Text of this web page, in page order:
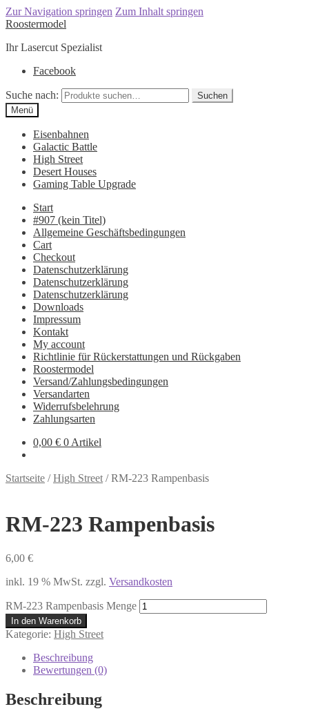
Zur Navigation springen Zum Inhalt springen
Roostermodel
Ihr Lasercut Spezialist
Facebook
Suche nach:
Suchen
Menü
Eisenbahnen
Galactic Battle
High Street
Desert Houses
Gaming Table Upgrade
Start
#907 (kein Titel)
Allgemeine Geschäftsbedingungen
Cart
Checkout
Datenschutzerklärung
Datenschutzerklärung
Datenschutzerklärung
Downloads
Impressum
Kontakt
My account
Richtlinie für Rückerstattungen und Rückgaben
Roostermodel
Versand/Zahlungsbedingungen
Versandarten
Widerrufsbelehrung
Zahlungsarten
0,00 € 0 Artikel
Startseite /High Street /RM-223 Rampenbasis
RM-223 Rampenbasis
6,00 €
inkl. 19 % MwSt. zzgl. Versandkosten
RM-223 Rampenbasis Menge
In den Warenkorb
Kategorie: High Street
Beschreibung
Bewertungen (0)
Beschreibung